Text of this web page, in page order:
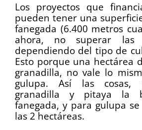
Los proyectos que
pueden tener una
fanegada (6.400 metros
ahora, no superar las
dependiendo del tipo de
Esto porque una hectárea
granadilla, no vale lo
gulupa. Así las cosas,
granadilla y pitaya la
fanegada, y para gulupa
las 2 hectáreas.